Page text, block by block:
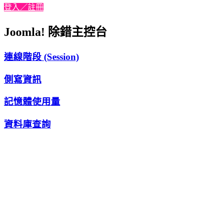
登入／註冊
Joomla! 除錯主控台
連線階段 (Session)
側寫資訊
記憶體使用量
資料庫查詢